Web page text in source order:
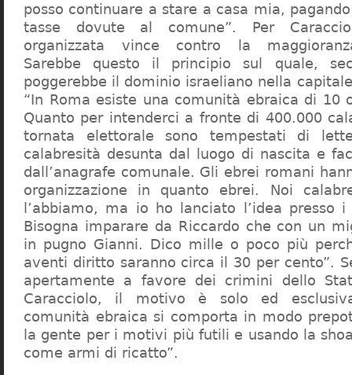
posso continuare a stare a casa mia,
tasse dovute al comune”. Per
organizzata vince contro la
Sarebbe questo il principio sul quale,
poggerebbe il dominio israeliano nella
“In Roma esiste una comunità ebraica di 10
Quanto per intenderci a fronte di 400.000
tornata elettorale sono tempestati di
calabresità desunta dal luogo di nascita e
dall’anagrafe comunale. Gli ebrei romani
organizzazione in quanto ebrei. Noi
l’abbiamo, ma io ho lanciato l’idea presso
Bisogna imparare da Riccardo che con un
in pugno Gianni. Dico mille o poco più
aventi diritto saranno circa il 30 per cento”.
apertamente a favore dei crimini dello
Caracciolo, il motivo è solo ed
comunità ebraica si comporta in modo
la gente per i motivi più futili e usando la
come armi di ricatto”.